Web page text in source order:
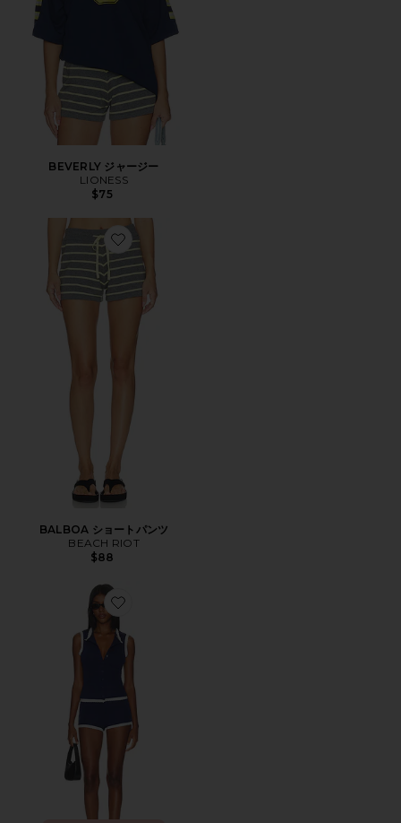
BEVERLY ジャージー
LIONESS
$75
Favorite BALBOA ショートパンツ
BALBOA ショートパンツ
BEACH RIOT
$88
Favorite REYA ショートパンツセット